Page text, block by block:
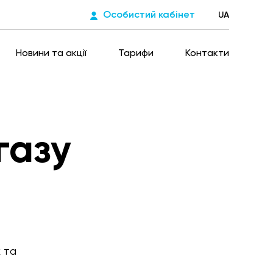
Особистий кабінет UA
Новини та акції Тарифи Контакти
та